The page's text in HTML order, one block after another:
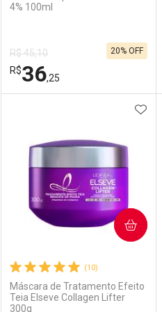
4% 100ml
R$ 45,10
R$36,25
20% OFF
Laboratório
Por Menos
(10)
Máscara de Tratamento Efeito
Teia Elseve Collagen Lifter
300g
COMPRAR